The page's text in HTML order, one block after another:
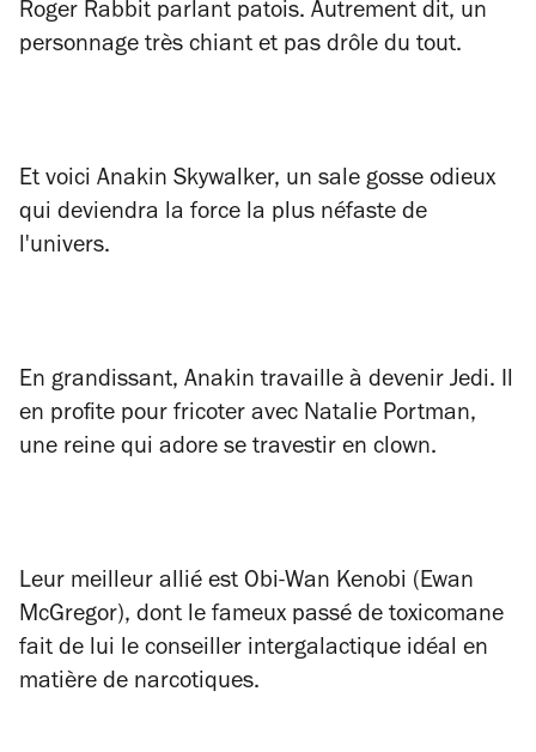
Roger Rabbit parlant patois. Autrement dit, un
personnage très chiant et pas drôle du tout.
Et voici Anakin Skywalker, un sale gosse odieux
qui deviendra la force la plus néfaste de
l'univers.
En grandissant, Anakin travaille à devenir Jedi. Il
en profite pour fricoter avec Natalie Portman,
une reine qui adore se travestir en clown.
Leur meilleur allié est Obi-Wan Kenobi (Ewan
McGregor), dont le fameux passé de toxicomane
fait de lui le conseiller intergalactique idéal en
matière de narcotiques.